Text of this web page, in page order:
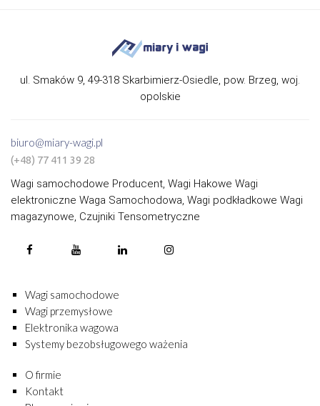
ul. Smaków 9, 49-318 Skarbimierz-Osiedle, pow. Brzeg, woj.
opolskie
biuro@miary-wagi.pl
(+48) 77 411 39 28
Wagi samochodowe Producent, Wagi Hakowe Wagi
elektroniczne Waga Samochodowa, Wagi podkładkowe Wagi
magazynowe, Czujniki Tensometryczne
Wagi samochodowe
Wagi przemysłowe
Elektronika wagowa
Systemy bezobsługowego ważenia
O firmie
Kontakt